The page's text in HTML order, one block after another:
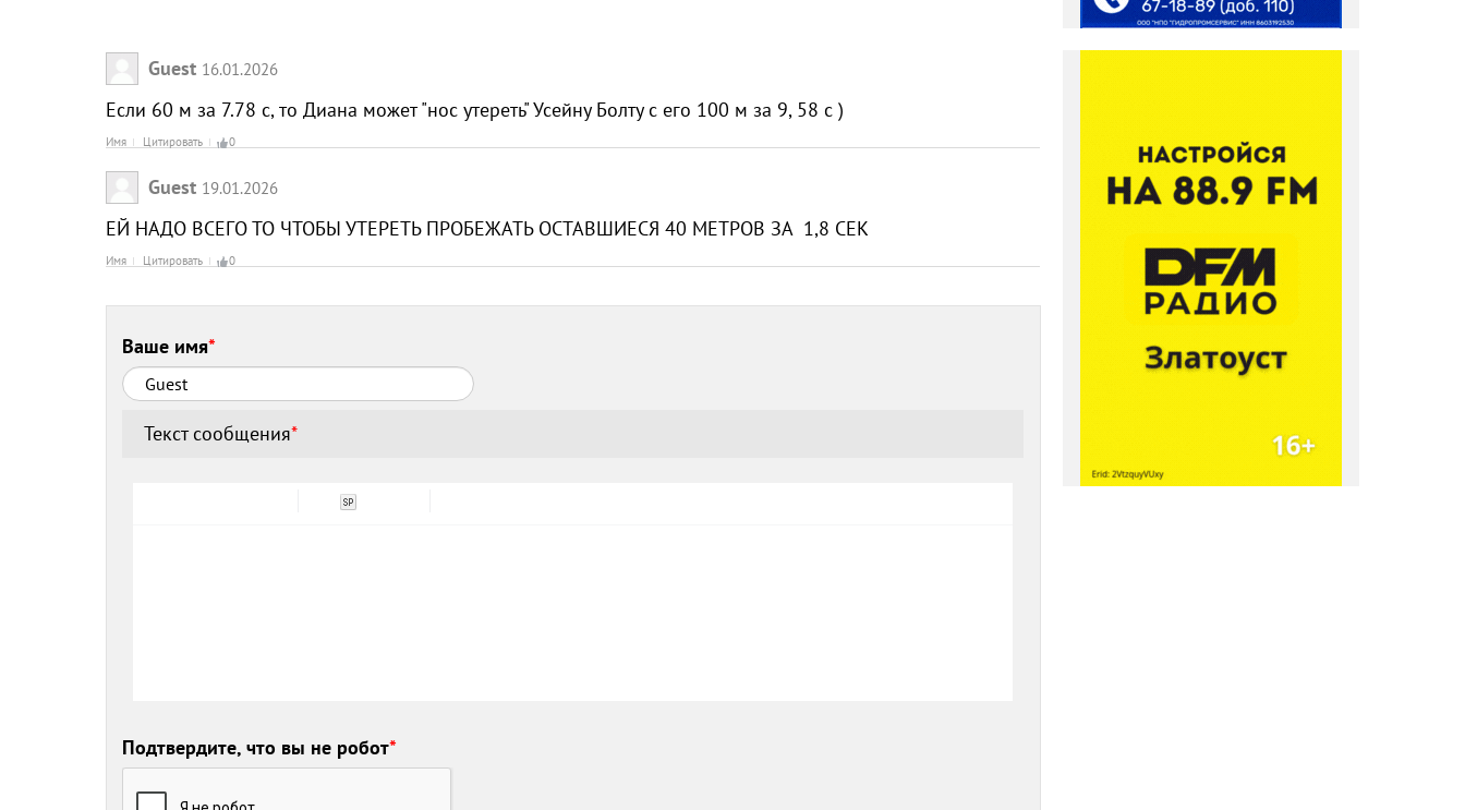
Guest 16.01.2026
Если 60 м за 7.78 с, то Диана может "нос утереть" Усейну Болту с его 100 м за 9, 58 с )
Имя Цитировать 0
Guest 19.01.2026
ЕЙ НАДО ВСЕГО ТО ЧТОБЫ УТЕРЕТЬ ПРОБЕЖАТЬ ОСТАВШИЕСЯ 40 МЕТРОВ ЗА 1,8 СЕК
Имя Цитировать 0
Ваше имя*
Текст сообщения*
Подтвердите, что вы не робот*